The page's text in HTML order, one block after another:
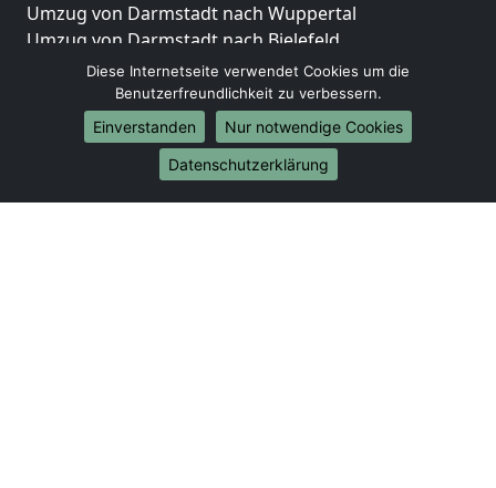
Umzug von Darmstadt nach Wuppertal
Umzug von Darmstadt nach Bielefeld
Umzug von Darmstadt nach Bonn
Umzug von Darmstadt nach Münster
Internationale-Umzüge
Umzug von Darmstadt nach Brasilien
Umzug von Darmstadt nach Brasilien
Diese Internetseite verwendet Cookies um die
Benutzerfreundlichkeit zu verbessern.
Einverstanden
Nur notwendige Cookies
Datenschutzerklärung